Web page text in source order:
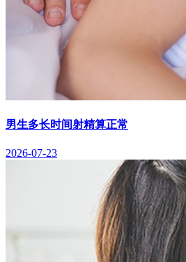
男生多长时间射精算正常
2026-07-23